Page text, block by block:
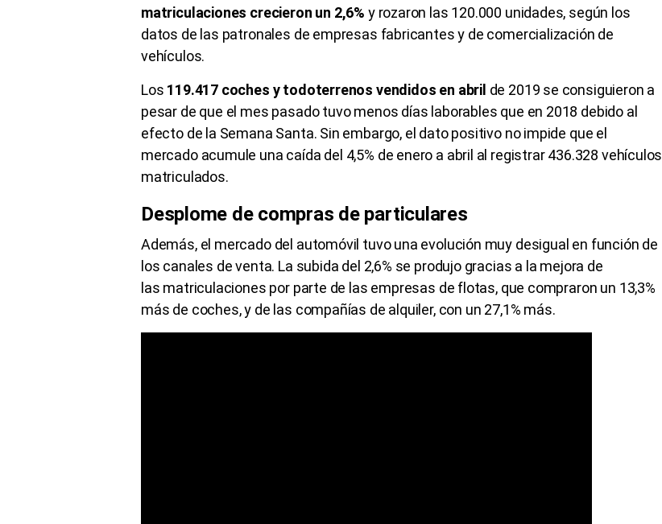
matriculaciones crecieron un 2,6% y rozaron las 120.000 unidades, según los
datos de las patronales de empresas fabricantes y de comercialización de
vehículos.
Los 119.417 coches y todoterrenos vendidos en abril de 2019 se consiguieron a
pesar de que el mes pasado tuvo menos días laborables que en 2018 debido al
efecto de la Semana Santa. Sin embargo, el dato positivo no impide que el
mercado acumule una caída del 4,5% de enero a abril al registrar 436.328 vehículos
matriculados.
Desplome de compras de particulares
Además, el mercado del automóvil tuvo una evolución muy desigual en función de
los canales de venta. La subida del 2,6% se produjo gracias a la mejora de
las matriculaciones por parte de las empresas de flotas, que compraron un 13,3%
más de coches, y de las compañías de alquiler, con un 27,1% más.